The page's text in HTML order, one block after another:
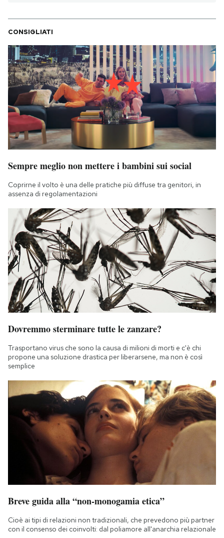
CONSIGLIATI
Sempre meglio non mettere i bambini sui social
Coprirne il volto è una delle pratiche più diffuse tra genitori, in
assenza di regolamentazioni
Dovremmo sterminare tutte le zanzare?
Trasportano virus che sono la causa di milioni di morti e c'è chi
propone una soluzione drastica per liberarsene, ma non è così
semplice
Breve guida alla “non-monogamia etica”
Cioè ai tipi di relazioni non tradizionali, che prevedono più partner
con il consenso dei coinvolti: dal poliamore all'anarchia relazionale